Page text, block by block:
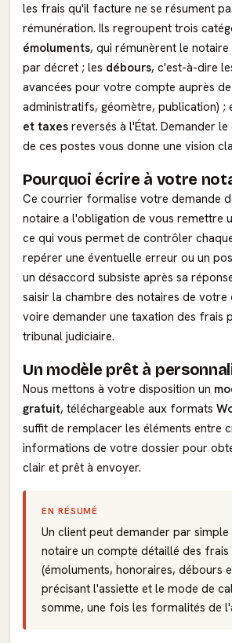
les frais qu'il facture ne se résument
rémunération. Ils regroupent trois
émoluments, qui rémunèrent le
par décret ; les débours, c'est-à-dire
avancées pour votre compte auprès
administratifs, géomètre, publication) ;
et taxes reversés à l'État. Demander
de ces postes vous donne une vision
Pourquoi écrire à votre
Ce courrier formalise votre demande
notaire a l'obligation de vous remettre
ce qui vous permet de contrôler
repérer une éventuelle erreur ou un
un désaccord subsiste après sa
saisir la chambre des notaires de votre
voire demander une taxation des frais
tribunal judiciaire.
Un modèle prêt à
Nous mettons à votre disposition un
gratuit, téléchargeable aux formats
suffit de remplacer les éléments entre
informations de votre dossier pour
clair et prêt à envoyer.
EN RÉSUMÉ
Un client peut demander par
notaire un compte détaillé des frais
(émoluments, honoraires, débours
précisant l'assiette et le mode de
somme, une fois les formalités de